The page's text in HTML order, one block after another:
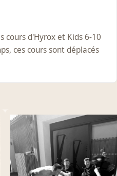
cours d'Hyrox et Kids 6-10
ces cours sont déplacés